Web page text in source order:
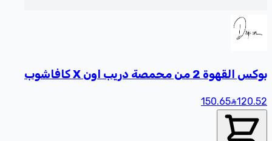
بوكس القهوة 2 من محمصة دريب اون X كافاشوب
120.52
150.65